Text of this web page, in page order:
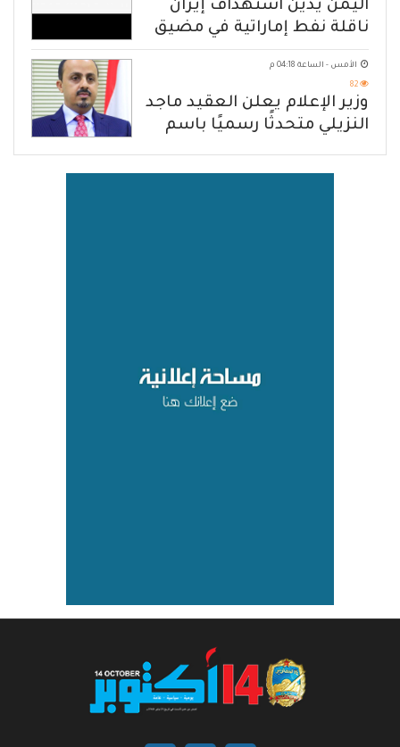
اليمن يدين استهداف إيران
ناقلة نفط إماراتية في مضيق
هرمز
الأمس - الساعة 04:18 م
82
وزير الإعلام يعلن العقيد ماجد
النزيلي متحدثًا رسميًا باسم